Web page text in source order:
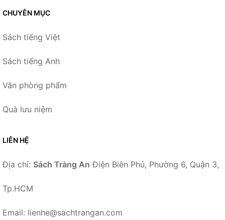
CHUYÊN MỤC
Sách tiếng Việt
Sách tiếng Anh
Văn phòng phẩm
Quà lưu niệm
LIÊN HỆ
Địa chỉ: Sách Tràng An Điện Biên Phủ, Phường 6, Quận 3,
Tp.HCM
Email: lienhe@sachtrangan.com